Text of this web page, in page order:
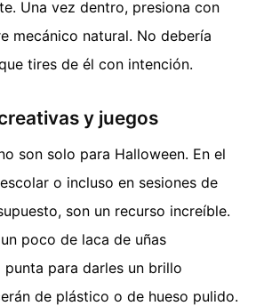
Una vez dentro, presiona con
mecánico natural. No debería
tires de él con intención.
y juegos
son solo para Halloween. En el
o incluso en sesiones de
son un recurso increíble.
poco de laca de uñas
para darles un brillo
de plástico o de hueso pulido.